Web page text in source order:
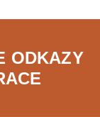
ODKAZY